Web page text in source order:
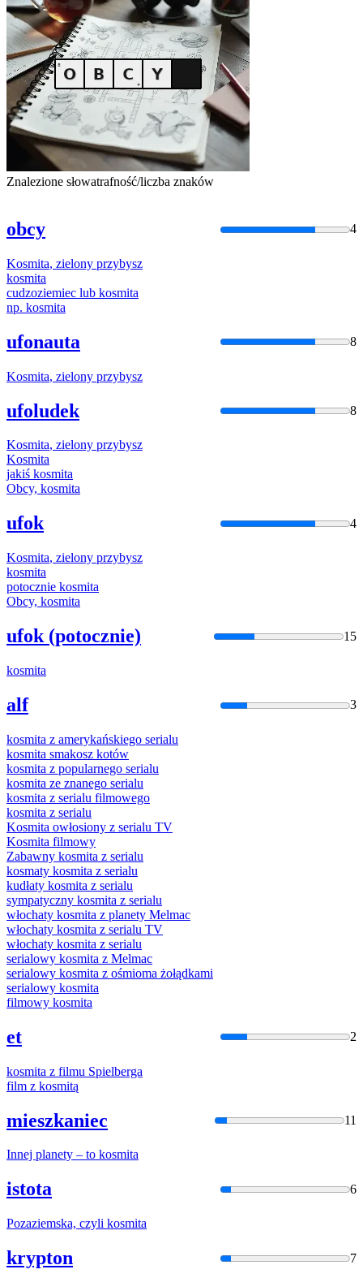
Znalezione słowatrafność/liczba znaków
obcy 4
Kosmita, zielony przybysz
kosmita
cudzoziemiec lub kosmita
np. kosmita
ufonauta 8
Kosmita, zielony przybysz
ufoludek 8
Kosmita, zielony przybysz
Kosmita
jakiś kosmita
Obcy, kosmita
ufok 4
Kosmita, zielony przybysz
kosmita
potocznie kosmita
Obcy, kosmita
ufok (potocznie) 15
kosmita
alf 3
kosmita z amerykańskiego serialu
kosmita smakosz kotów
kosmita z popularnego serialu
kosmita ze znanego serialu
kosmita z serialu filmowego
kosmita z serialu
Kosmita owłosiony z serialu TV
Kosmita filmowy
Zabawny kosmita z serialu
kosmaty kosmita z serialu
kudłaty kosmita z serialu
sympatyczny kosmita z serialu
włochaty kosmita z planety Melmac
włochaty kosmita z serialu TV
włochaty kosmita z serialu
serialowy kosmita z Melmac
serialowy kosmita z ośmioma żołądkami
serialowy kosmita
filmowy kosmita
et 2
kosmita z filmu Spielberga
film z kosmitą
mieszkaniec 11
Innej planety – to kosmita
istota 6
Pozaziemska, czyli kosmita
krypton 7